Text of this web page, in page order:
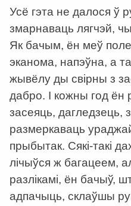
Усё гэта не далося ў
змарнаваць лягчэй,
Як бачым, ён меў
эканома, напэўна, а
жывёлу ды свірны з
дабро. І кожны год ён
засеяць, дагледзець,
размеркаваць
прыбытак. Сякі-такі
лічыўся ж багацеем,
разлікамі, ён бачыў,
адпачыць, склаўшы